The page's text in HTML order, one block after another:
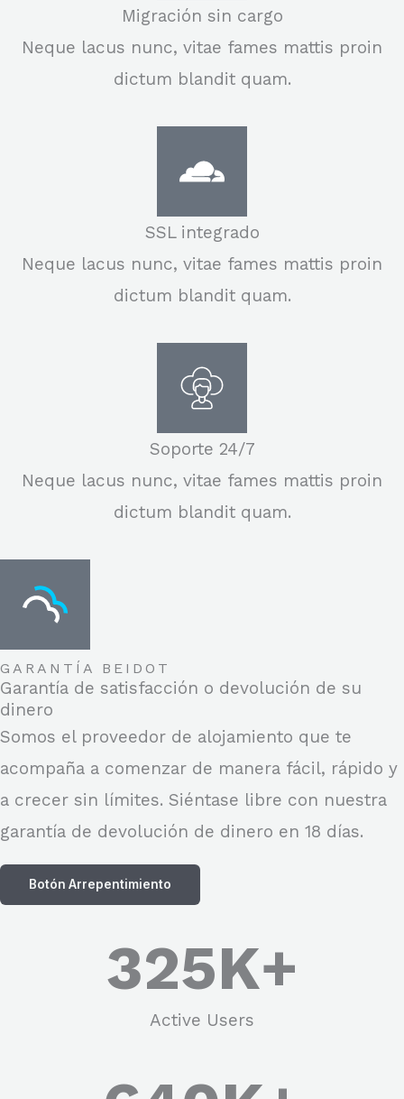
Migración sin cargo
Neque lacus nunc, vitae fames mattis proin
dictum blandit quam.
SSL integrado
Neque lacus nunc, vitae fames mattis proin
dictum blandit quam.
Soporte 24/7
Neque lacus nunc, vitae fames mattis proin
dictum blandit quam.
GARANTÍA BEIDOT
Garantía de satisfacción o devolución de su
dinero
Somos el proveedor de alojamiento que te
acompaña a comenzar de manera fácil, rápido y
a crecer sin límites. Siéntase libre con nuestra
garantía de devolución de dinero en 18 días.
Botón Arrepentimiento
Active Users
325K+